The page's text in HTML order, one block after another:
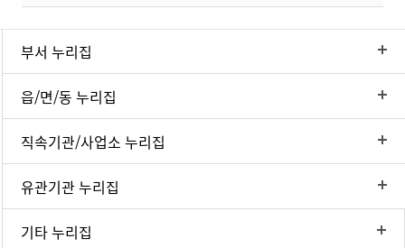
부서 누리집
읍/면/동 누리집
직속기관/사업소 누리집
유관기관 누리집
기타 누리집